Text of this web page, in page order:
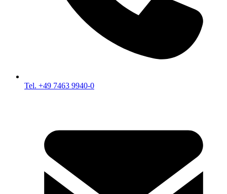
Tel. +49 7463 9940-0